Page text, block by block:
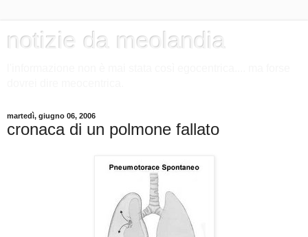
notizie da meolandia
martedì, giugno 06, 2006
cronaca di un polmone fallato